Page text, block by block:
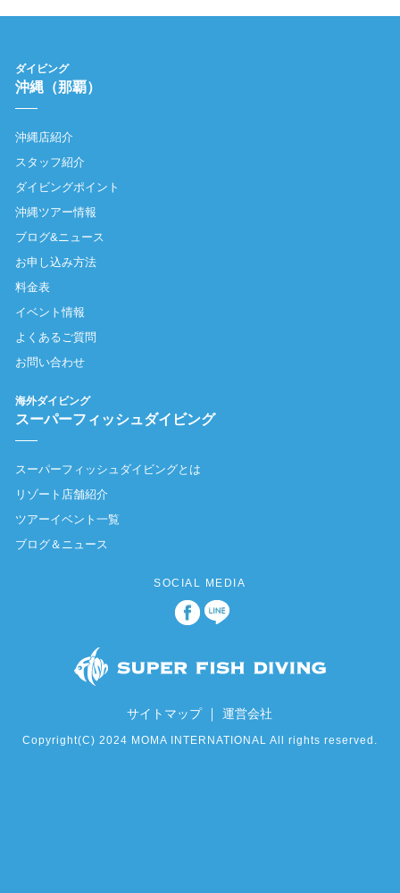
ダイビング
沖縄（那覇）
沖縄店紹介
スタッフ紹介
ダイビングポイント
沖縄ツアー情報
ブログ&ニュース
お申し込み方法
料金表
イベント情報
よくあるご質問
お問い合わせ
海外ダイビング
スーパーフィッシュダイビング
スーパーフィッシュダイビングとは
リゾート店舗紹介
ツアーイベント一覧
ブログ＆ニュース
SOCIAL MEDIA
サイトマップ｜運営会社
Copyright(C) 2024 MOMA INTERNATIONAL All rights reserved.